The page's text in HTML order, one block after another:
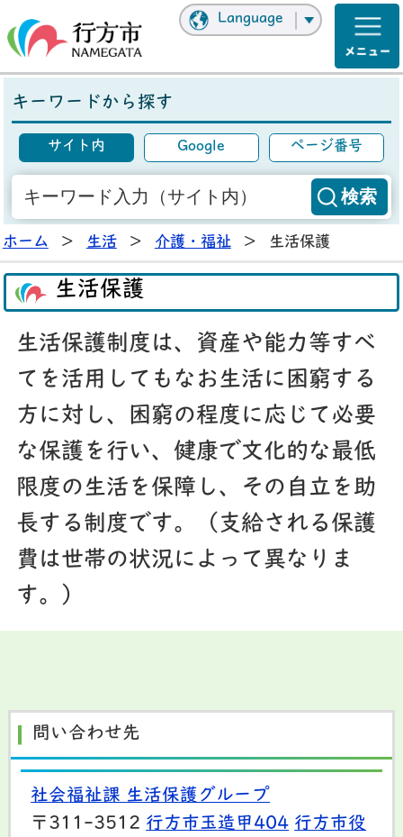
Language
キーワードから探す
サイト内 Google ページ番号
ホーム > 生活 > 介護・福祉 > 生活保護
生活保護
生活保護制度は、資産や能力等すべ
てを活用してもなお生活に困窮する
方に対し、困窮の程度に応じて必要
な保護を行い、健康で文化的な最低
限度の生活を保障し、その自立を助
長する制度です。（支給される保護
費は世帯の状況によって異なりま
す。）
問い合わせ先
社会福祉課 生活保護グループ
〒311-3512 行方市玉造甲404 行方市役